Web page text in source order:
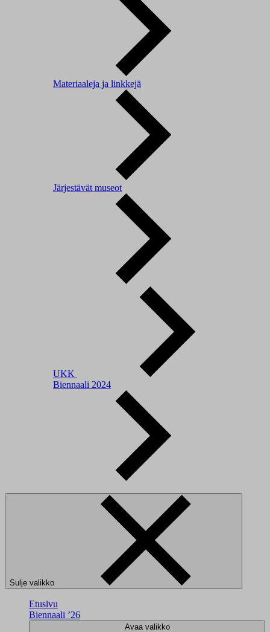
Materiaaleja ja linkkejä
Järjestävät museot
UKK
Biennaali 2024
Sulje valikko
Etusivu
Biennaali ’26
Avaa valikko